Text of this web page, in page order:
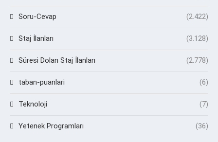
Soru-Cevap (2.422)
Staj İlanları (3.128)
Süresi Dolan Staj İlanları (2.778)
taban-puanlari (6)
Teknoloji (7)
Yetenek Programları (36)